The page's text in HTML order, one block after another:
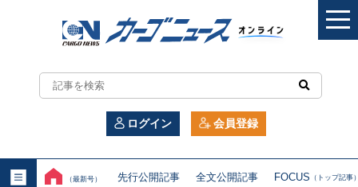
カ
ー
ニ
ログイン 会員登録
（最新号） 先行公開記事 全文公開記事 FOCUS （トップ記事